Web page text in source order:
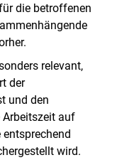
die betroffenen
relevant,
der
und den
auf
wird.